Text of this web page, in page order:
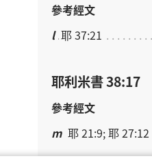
參考經文
l 耶 37:21
耶利米書 38:17
參考經文
m 耶 21:9; 耶 27:12